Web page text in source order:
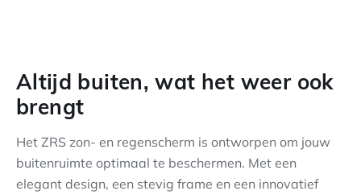
Altijd buiten, wat het weer ook
brengt
Het ZRS zon- en regenscherm is ontworpen om jouw
buitenruimte optimaal te beschermen. Met een
elegant design, een stevig frame en een innovatief